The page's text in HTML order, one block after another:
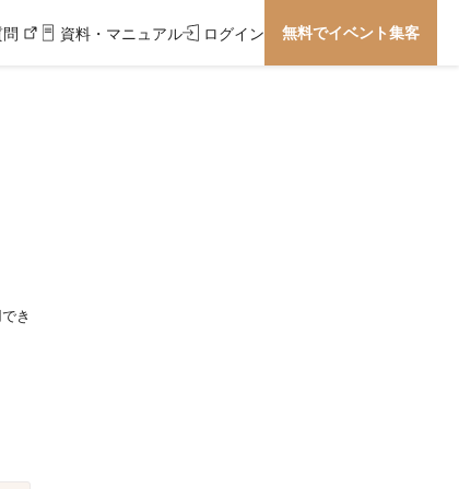
資料・マニュアル ログイン 無料でイベント集客
き